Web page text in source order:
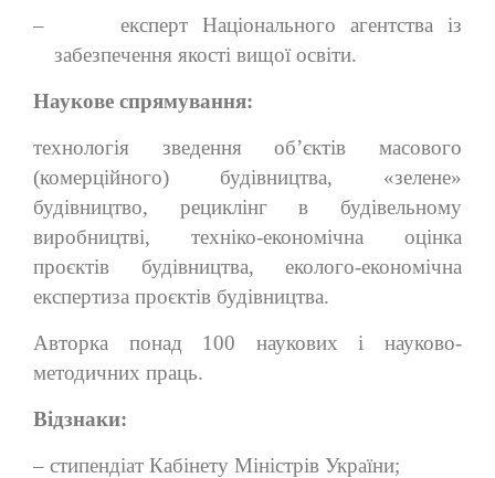
–
експерт Національного агентства із
забезпечення якості вищої освіти.
Наукове спрямування:
технологія зведення об’єктів масового
(комерційного) будівництва, «зелене»
будівництво, рециклінг в будівельному
виробництві, техніко-економічна оцінка
проєктів будівництва, еколого-економічна
експертиза проєктів будівництва.
Авторка понад 100 наукових і науково-
методичних праць.
Відзнаки:
– стипендіат Кабінету Міністрів України;